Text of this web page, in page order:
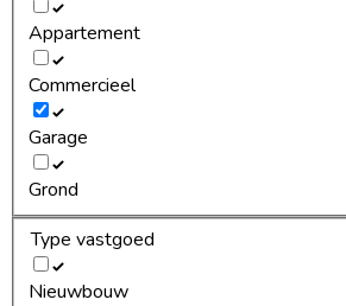
Appartement
Commercieel
Garage
Grond
Type vastgoed
Nieuwbouw